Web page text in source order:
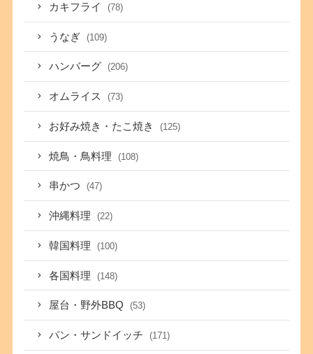
カキフライ (78)
うなぎ (109)
ハンバーグ (206)
オムライス (73)
お好み焼き・たこ焼き (125)
焼鳥・鳥料理 (108)
串かつ (47)
沖縄料理 (22)
韓国料理 (100)
各国料理 (148)
屋台・野外BBQ (53)
パン・サンドイッチ (171)